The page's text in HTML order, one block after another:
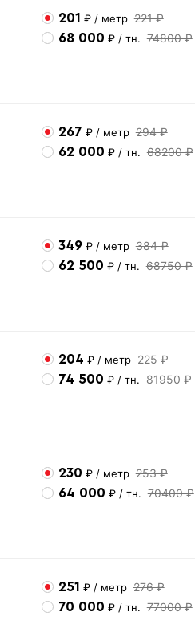
201 ₽ / метр 221 ₽
68 000 ₽ / тн. 74800 ₽
267 ₽ / метр 294 ₽
62 000 ₽ / тн. 68200 ₽
349 ₽ / метр 384 ₽
62 500 ₽ / тн. 68750 ₽
204 ₽ / метр 225 ₽
74 500 ₽ / тн. 81950 ₽
230 ₽ / метр 253 ₽
64 000 ₽ / тн. 70400 ₽
251 ₽ / метр 276 ₽
70 000 ₽ / тн. 77000 ₽